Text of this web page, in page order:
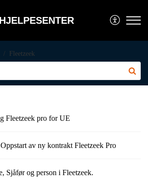
Fleetzeek
Fleetzeek pro for UE
av ny kontrakt Fleetzeek Pro
Sjåfør og person i Fleetzeek.